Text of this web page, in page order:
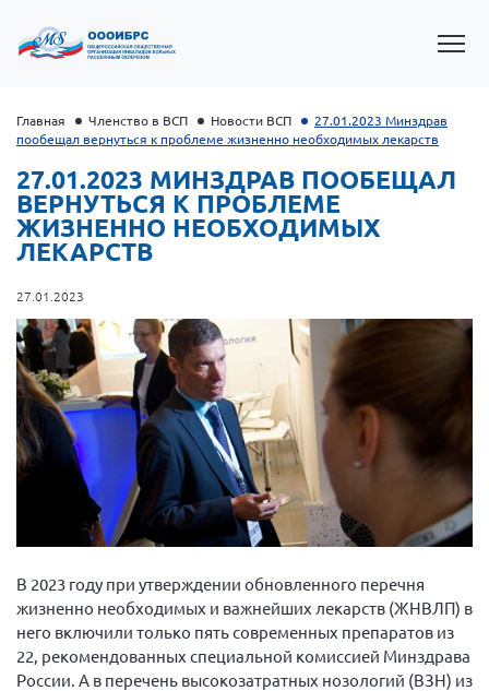
Президент Власов Я.В.
Первый вице-президент Кичигина Н. Ф.
Генеральный директор Матвиевская О.В.
Вице-президент Зрячева Н.В.
Вице-президент Шишлянников Ф.В.
Информационная служба
Отдел международных отношений
Вице-президент Черненко Д.Е.
Вице-президент Валюх М.В.
Вице-президент Чернова А.В.
Главная Членство в ВСП Новости ВСП
27.01.2023 Минздрав
пообещал вернуться к проблеме жизненно необходимых лекарств
27.01.2023 МИНЗДРАВ ПООБЕЩАЛ
ВЕРНУТЬСЯ К ПРОБЛЕМЕ
ЖИЗНЕННО НЕОБХОДИМЫХ
ЛЕКАРСТВ
27.01.2023
В 2023 году при утверждении обновленного перечня
жизненно необходимых и важнейших лекарств (ЖНВЛП) в
него включили только пять современных препаратов из
22, рекомендованных специальной комиссией Минздрава
России. А в перечень высокозатратных нозологий (ВЗН) из